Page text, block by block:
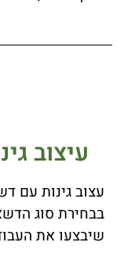
עיצוב
עצוב גינות עם
בבחירת סוג
שיבצעו את